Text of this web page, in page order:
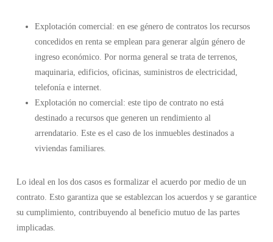
Explotación comercial: en ese género de contratos los recursos
concedidos en renta se emplean para generar algún género de
ingreso económico. Por norma general se trata de terrenos,
maquinaria, edificios, oficinas, suministros de electricidad,
telefonía e internet.
Explotación no comercial: este tipo de contrato no está
destinado a recursos que generen un rendimiento al
arrendatario. Este es el caso de los inmuebles destinados a
viviendas familiares.
Lo ideal en los dos casos es formalizar el acuerdo por medio de un
contrato. Esto garantiza que se establezcan los acuerdos y se garantice
su cumplimiento, contribuyendo al beneficio mutuo de las partes
implicadas.